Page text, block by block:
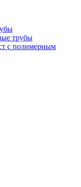
трубы
с полимерным